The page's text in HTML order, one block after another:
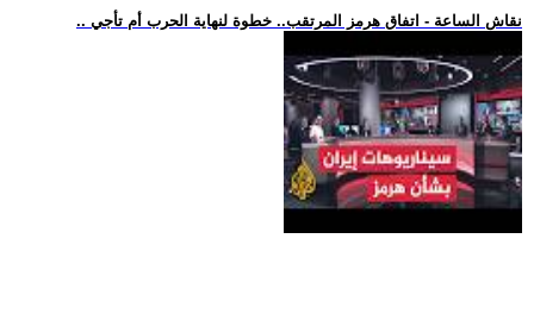
.. نقاش الساعة - اتفاق هرمز المرتقب.. خطوة لنهاية الحرب أم تأجي